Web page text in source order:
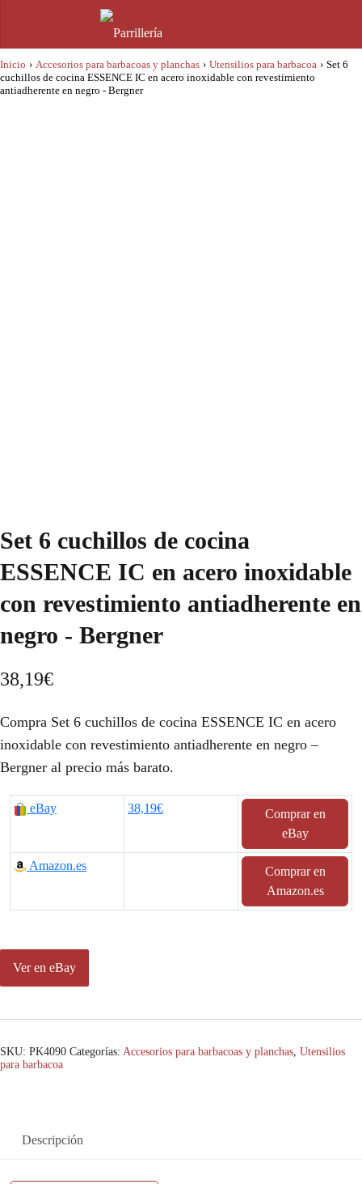
Inicio › Accesorios para barbacoas y planchas › Utensilios para barbacoa › Set 6
cuchillos de cocina ESSENCE IC en acero inoxidable con revestimiento
antiadherente en negro - Bergner
Set 6 cuchillos de cocina
ESSENCE IC en acero inoxidable
con revestimiento antiadherente en
negro - Bergner
38,19€
Compra Set 6 cuchillos de cocina ESSENCE IC en acero
inoxidable con revestimiento antiadherente en negro –
Bergner al precio más barato.
eBay 38,19€
Comprar en
eBay
Amazon.es
Comprar en
Amazon.es
Ver en eBay
SKU: PK4090 Categorías: Accesorios para barbacoas y planchas, Utensilios
para barbacoa
Descripción